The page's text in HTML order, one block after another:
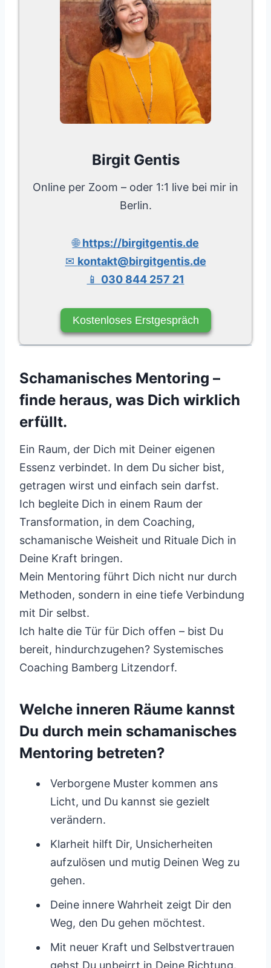
Birgit Gentis
Online per Zoom – oder 1:1 live bei mir in
Berlin.
🌐https://birgitgentis.de
✉ kontakt@birgitgentis.de
📱 030 844 257 21
Kostenloses Erstgespräch
Schamanisches Mentoring –
finde heraus, was Dich wirklich
erfüllt.
Ein Raum, der Dich mit Deiner eigenen
Essenz verbindet. In dem Du sicher bist,
getragen wirst und einfach sein darfst.
Ich begleite Dich in einem Raum der
Transformation, in dem Coaching,
schamanische Weisheit und Rituale Dich in
Deine Kraft bringen.
Mein Mentoring führt Dich nicht nur durch
Methoden, sondern in eine tiefe Verbindung
mit Dir selbst.
Ich halte die Tür für Dich offen – bist Du
bereit, hindurchzugehen? Systemisches
Coaching Bamberg Litzendorf.
Welche inneren Räume kannst
Du durch mein schamanisches
Mentoring betreten?
Verborgene Muster kommen ans
Licht, und Du kannst sie gezielt
verändern.
Klarheit hilft Dir, Unsicherheiten
aufzulösen und mutig Deinen Weg zu
gehen.
Deine innere Wahrheit zeigt Dir den
Weg, den Du gehen möchtest.
Mit neuer Kraft und Selbstvertrauen
gehst Du unbeirrt in Deine Richtung.